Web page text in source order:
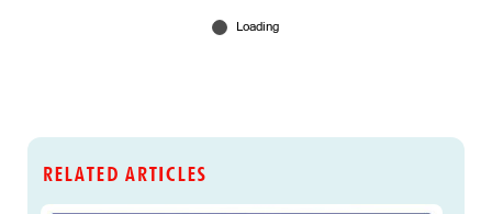
RELATED ARTICLES